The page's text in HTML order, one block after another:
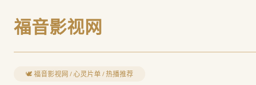
福音影视网
🕊️ 福音影视网 / 心灵片单 / 热播推荐